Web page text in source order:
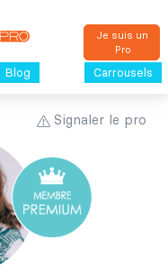
Je suis un
Pro
Blog Carrousels
Signaler le pro